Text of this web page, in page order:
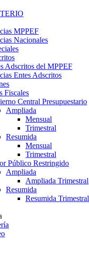
MPPEF
Nacionales
Adscritos del MPPEF
Entes Adscritos
Fiscales
Central Presupuestario
Ampliada
Mensual
Trimestral
Resumida
Mensual
Trimestral
Público Restringido
Ampliada
Ampliada Trimestral
Resumida
Resumida Trimestral